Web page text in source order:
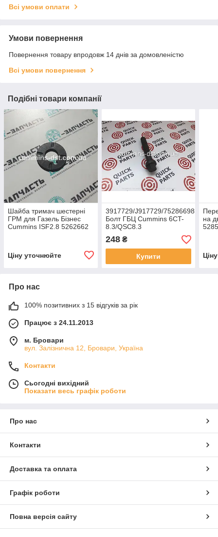
Всі умови оплати
Умови повернення
Повернення товару впродовж 14 днів за домовленістю
Всі умови повернення
Подібні товари компанії
Шайба тримач шестерні
ГРМ для Газель Бізнес
Cummins ISF2.8 5262662
Ціну уточнюйте
3917729/J917729/75286698
Болт ГБЦ Cummins 6CT-
8.3/QSC8.3
248₴
Купити
на
Про нас
100% позитивних з 15 відгуків за рік
Працює з 24.11.2013
м. Бровари
вул. Залізнична 12, Бровари, Україна
Контакти
Сьогодні вихідний
Показати весь графік роботи
Про нас
Контакти
Доставка та оплата
Графік роботи
Повна версія сайту